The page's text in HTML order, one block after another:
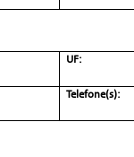
UF:
Telefone(s):